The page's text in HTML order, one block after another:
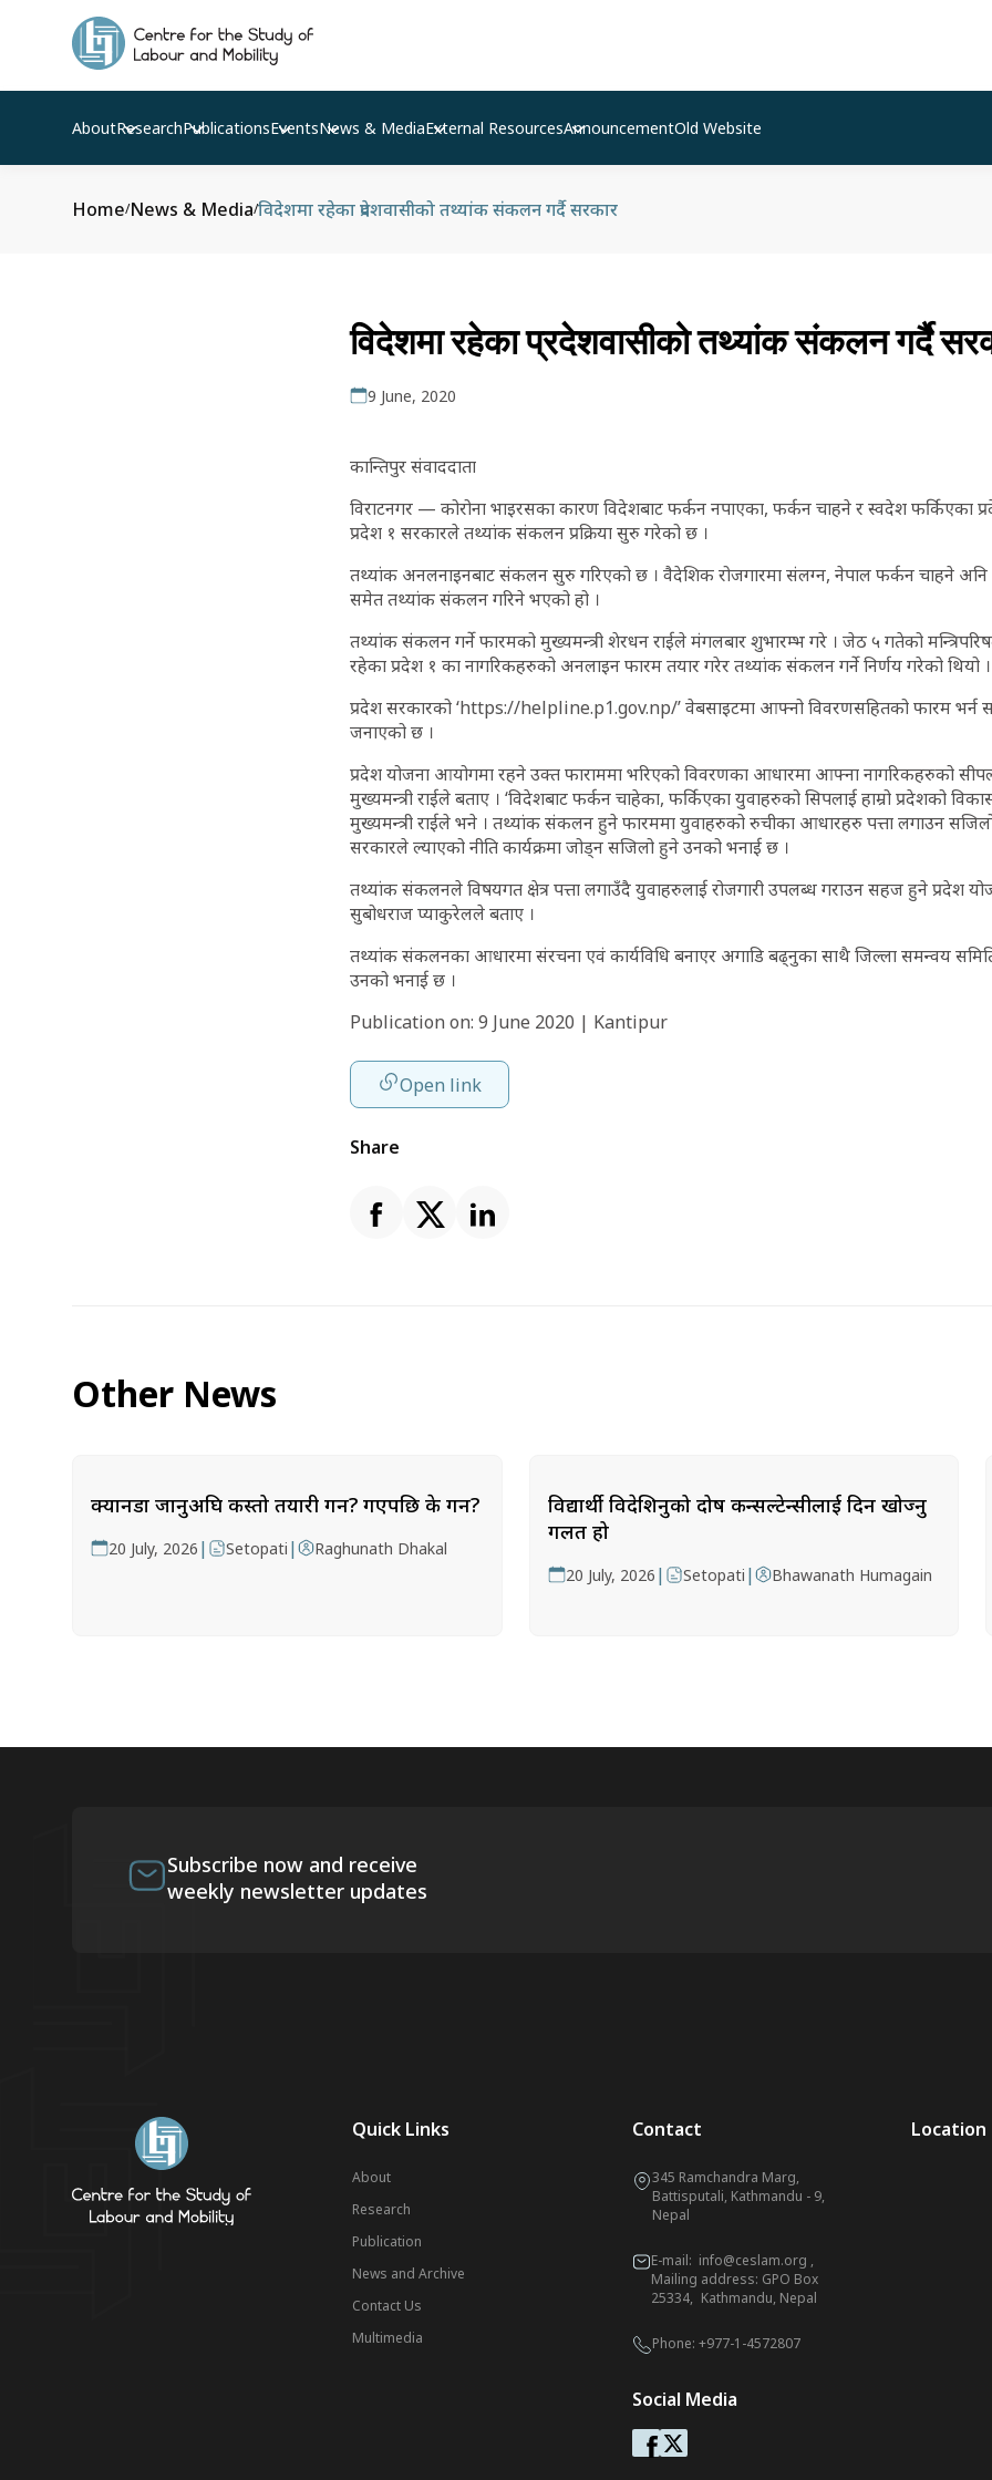
AboutResearchPublicationsEventsNews & MediaExternal ResourcesAnnouncementOld Website
Home/News & Media/विदेशमा रहेका प्रदेशवासीको तथ्यांक संकलन गर्दै सरकार
विदेशमा रहेका प्रदेशवासीको तथ्यांक संकलन गर्दै
9 June, 2020
कान्तिपुर संवाददाता
विराटनगर — कोरोना भाइरसका कारण विदेशबाट फर्कन नपाएका, फर्कन चाहने र स्वदेश फर्किएका
प्रदेश १ सरकारले तथ्यांक संकलन प्रक्रिया सुरु गरेको छ ।
तथ्यांक अनलनाइनबाट संकलन सुरु गरिएको छ । वैदेशिक रोजगारमा संलग्न, नेपाल फर्कन चाहने
समेत तथ्यांक संकलन गरिने भएको हो ।
तथ्यांक संकलन गर्ने फारमको मुख्यमन्त्री शेरधन राईले मंगलबार शुभारम्भ गरे । जेठ ५ गतेको
रहेका प्रदेश १ का नागरिकहरुको अनलाइन फारम तयार गरेर तथ्यांक संकलन गर्ने निर्णय गरेको थियो
प्रदेश सरकारको ‘https://helpline.p1.gov.np/’ वेबसाइटमा आफ्नो विवरणसहितको फारम भर्न
जनाएको छ ।
प्रदेश योजना आयोगमा रहने उक्त फाराममा भरिएको विवरणका आधारमा आफ्ना नागरिकहरुको
मुख्यमन्त्री राईले बताए । ‘विदेशबाट फर्कन चाहेका, फर्किएका युवाहरुको सिपलाई हाम्रो प्रदेशको
मुख्यमन्त्री राईले भने । तथ्यांक संकलन हुने फारममा युवाहरुको रुचीका आधारहरु पत्ता लगाउन
सरकारले ल्याएको नीति कार्यक्रमा जोड्न सजिलो हुने उनको भनाई छ ।
तथ्यांक संकलनले विषयगत क्षेत्र पत्ता लगाउँदै युवाहरुलाई रोजगारी उपलब्ध गराउन सहज हुने प्रदेश
सुबोधराज प्याकुरेलले बताए ।
तथ्यांक संकलनका आधारमा संरचना एवं कार्यविधि बनाएर अगाडि बढ्नुका साथै जिल्ला समन्वय
उनको भनाई छ ।
Publication on: 9 June 2020 | Kantipur
Open link
Share
Other News
क्यानडा जानुअघि कस्तो तयारी गर्ने? गएपछि के गर्ने?
20 July, 2026 | Setopati | Raghunath Dhakal
विद्यार्थी विदेशिनुको दोष कन्सल्टेन्सीलाई दिन खोज्नु
गलत हो
20 July, 2026 | Setopati | Bhawanath Humagain
Subscribe now and receive
weekly newsletter updates
Quick Links
About
Research
Publication
News and Archive
Contact Us
Multimedia
Contact
345 Ramchandra Marg,
Battisputali, Kathmandu - 9,
Nepal
E-mail: info@ceslam.org ,
Mailing address: GPO Box
25334, Kathmandu, Nepal
Phone: +977-1-4572807
Social Media
Location